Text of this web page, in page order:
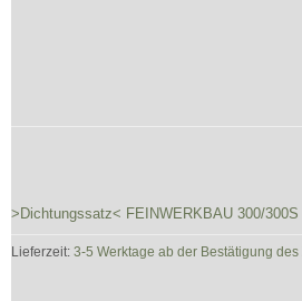
>Dichtungssatz< FEINWERKBAU 300/300S
Lieferzeit: 3-5 Werktage ab der Bestätigung